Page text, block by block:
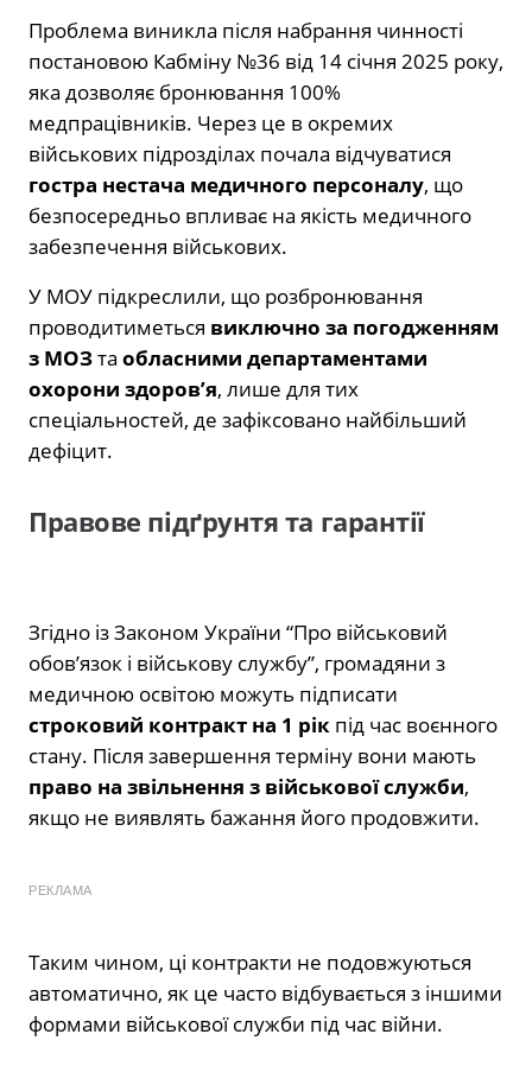
Проблема виникла після набрання чинності
постановою Кабміну №36 від 14 січня 2025 року,
яка дозволяє бронювання 100%
медпрацівників. Через це в окремих
військових підрозділах почала відчуватися
гостра нестача медичного персоналу, що
безпосередньо впливає на якість медичного
забезпечення військових.
У МОУ підкреслили, що розбронювання
проводитиметься виключно за погодженням
з МОЗта обласними департаментами
охорони здоров’я, лише для тих
спеціальностей, де зафіксовано найбільший
дефіцит.
Правове підґрунтя та гарантії
Згідно із Законом України “Про військовий
обов’язок і військову службу”, громадяни з
медичною освітою можуть підписати
строковий контракт на 1 рік під час воєнного
стану. Після завершення терміну вони мають
право на звільнення з військової служби,
якщо не виявлять бажання його продовжити.
РЕКЛАМА
Таким чином, ці контракти не подовжуються
автоматично, як це часто відбувається з іншими
формами військової служби під час війни.